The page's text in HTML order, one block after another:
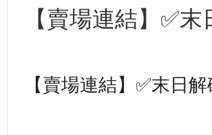
【賣場連結】 ✅末
【賣場連結】✅末日